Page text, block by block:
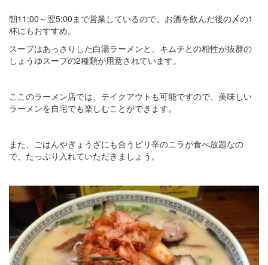
朝11:00～翌5:00まで営業しているので、お酒を飲んだ後の〆の1
杯にもおすすめ。
スープはあっさりした白湯ラーメンと、キムチとの相性が抜群の
しょうゆスープの2種類が用意されています。
ここのラーメン店では、テイクアウトも可能ですので、美味しい
ラーメンを自宅でも楽しむことができます。
また、ごはんやぎょうざにも合うピリ辛のニラが食べ放題なの
で、たっぷり入れていただきましょう。